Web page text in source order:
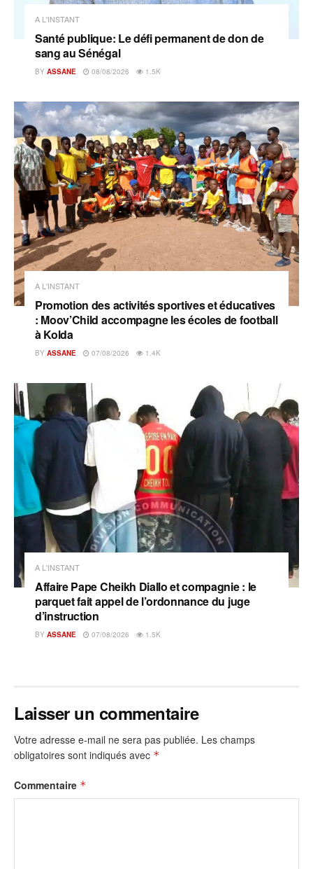
A L'INSTANT
Santé publique: Le défi permanent de don de
sang au Sénégal
BY ASSANE 08/08/2026 1.5K
A L'INSTANT
Promotion des activités sportives et éducatives
: Moov’Child accompagne les écoles de football
à Kolda
BY ASSANE 07/08/2026 1.4K
A L'INSTANT
Affaire Pape Cheikh Diallo et compagnie : le
parquet fait appel de l’ordonnance du juge
d’instruction
BY ASSANE 07/08/2026 1.5K
Laisser un commentaire
Votre adresse e-mail ne sera pas publiée. Les champs
obligatoires sont indiqués avec *
Commentaire *